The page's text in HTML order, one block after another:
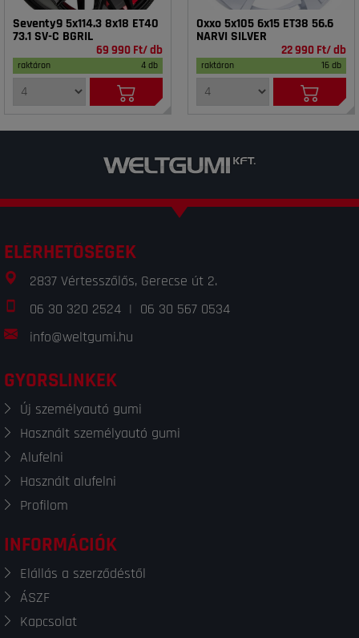
Seventy9 5x114.3 8x18 ET40
73.1 SV-C BGRIL
69 990 Ft/ db
raktáron 4 db
Oxxo 5x105 6x15 ET38 56.6
NARVI SILVER
22 990 Ft/ db
raktáron 16 db
ELÉRHETŐSÉGEK
2837 Vértesszőlős, Gerecse út 2.
06 30 320 2524 | 06 30 567 0534
info@weltgumi.hu
GYORSLINKEK
Új személyautó gumi
Használt személyautó gumi
Alufelni
Használt alufelni
Profilom
INFORMÁCIÓK
Elállás a szerződéstől
ÁSZF
Kapcsolat